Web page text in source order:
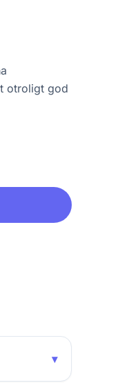
otroligt god
▾